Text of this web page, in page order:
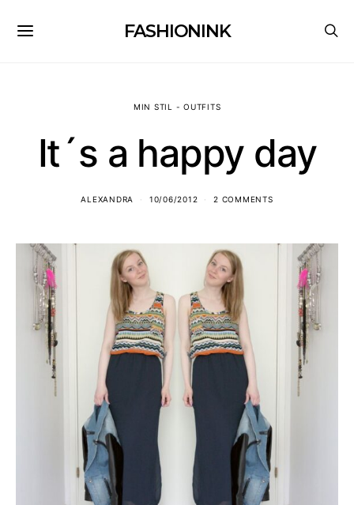
FASHIONINK
MIN STIL - OUTFITS
It´s a happy day
ALEXANDRA 10/06/2012 2 COMMENTS